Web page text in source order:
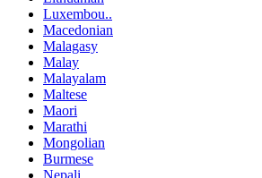
Luxembou..
Macedonian
Malagasy
Malay
Malayalam
Maltese
Maori
Marathi
Mongolian
Burmese
Nepali